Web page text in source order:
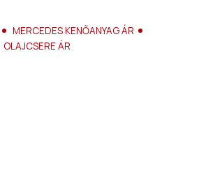
MERCEDES KENŐANYAG ÁR
OLAJCSERE ÁR